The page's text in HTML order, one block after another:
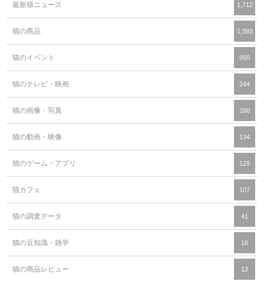
最新猫ニュース 1,712
猫の商品 1,393
猫のイベント 950
猫のテレビ・映画 244
猫の画像・写真 200
猫の動画・映像 134
猫のゲーム・アプリ 129
猫カフェ 107
猫の調査データ 41
猫の豆知識・雑学 16
猫の商品レビュー 13